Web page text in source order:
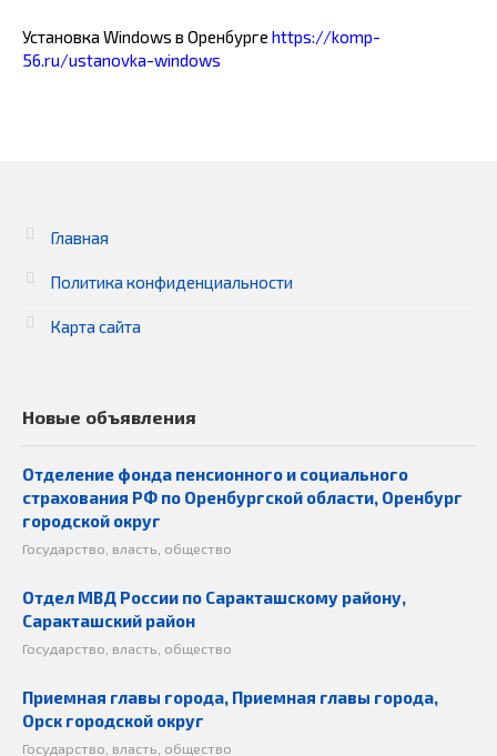
Установка Windows в Оренбурге https://komp-
56.ru/ustanovka-windows
Главная
Политика конфиденциальности
Карта сайта
Новые объявления
Отделение фонда пенсионного и социального
страхования РФ по Оренбургской области, Оренбург
городской округ
Государство, власть, общество
Отдел МВД России по Саракташскому району,
Саракташский район
Государство, власть, общество
Приемная главы города, Приемная главы города,
Орск городской округ
Государство, власть, общество